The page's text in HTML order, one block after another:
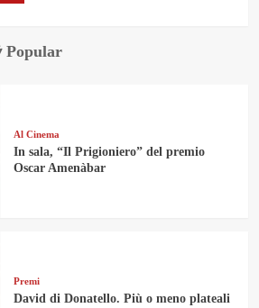
Popular
Al Cinema
In sala, “Il Prigioniero” del premio
Oscar Amenàbar
Premi
David di Donatello. Più o meno plateali